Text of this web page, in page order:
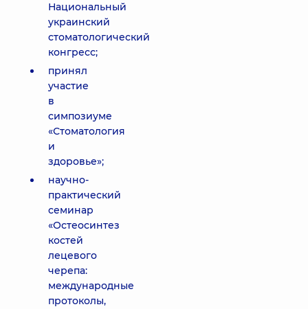
Национальный
украинский
стоматологический
конгресс;
принял
участие
в
симпозиуме
«Стоматология
и
здоровье»;
научно-
практический
семинар
«Остеосинтез
костей
лецевого
черепа:
международные
протоколы,